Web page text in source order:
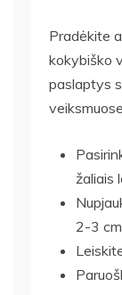
Pradėkite
kokybiško
paslaptys
žaliais
2-3